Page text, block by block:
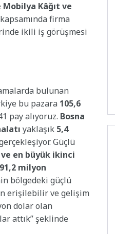
Mobilya Kâğıt ve
firma
ikili iş görüşmesi
bulunan
bu pazara 105,6
pay alıyoruz. Bosna
yaklaşık 5,4
Güçlü
en büyük ikinci
91,2 milyon
bölgedeki güçlü
erişilebilir ve gelişim
dolar olan
attık” şeklinde